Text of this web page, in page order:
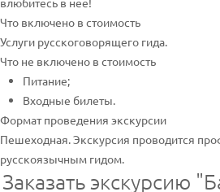
Что включено в стоимость
Услуги русскоговорящего гида.
Что не включено в стоимость
Питание;
Входные билеты.
Формат проведения экскурсии
Пешеходная. Экскурсия проводится
русскоязычным гидом.
Заказать экскурсию